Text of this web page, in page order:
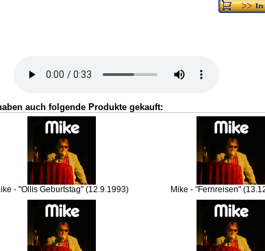
auch folgende Produkte gekauft:
- "Ollis Geburtstag" (12.9.1993) Mike - "Fernreisen"